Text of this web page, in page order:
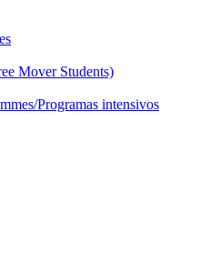
Mover Students)
Programas intensivos